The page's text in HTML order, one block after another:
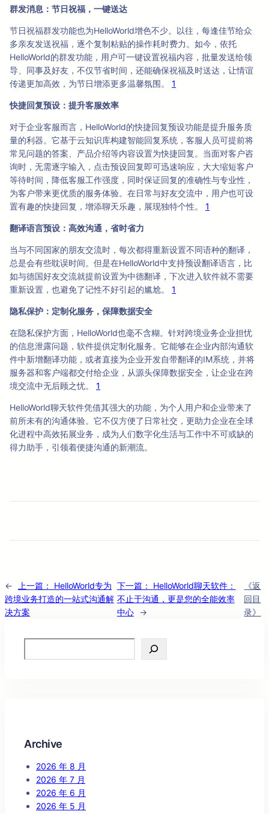
群发消息：节日祝福，一键送达
节日祝福群发功能也为HelloWorld增色不少。以往，每逢佳节给众
多亲友发送祝福，逐个复制粘贴的操作耗时费力。如今，依托
HelloWorld的群发功能，用户可一键设置祝福内容，批量发送给领
导、同事及好友，不仅节省时间，还能确保祝福及时送达，让情谊
传递更加高效，为节日增添更多温馨氛围。 1
快捷回复预设：提升客服效率
对于企业客服而言，HelloWorld的快捷回复预设功能是提升服务质
量的利器。它基于云知识库构建智能回复系统，客服人员可提前将
常见问题的答案、产品介绍等内容设置为快捷回复。当面对客户咨
询时，无需逐字输入，点击预设回复即可迅速响应，大大缩短客户
等待时间，降低客服工作强度，同时保证回复的准确性与专业性，
为客户带来更优质的服务体验。在日常与好友交流中，用户也可设
置有趣的快捷回复，增添聊天乐趣，展现独特个性。 1
翻译语言预设：高效沟通，省时省力
当与不同国家的朋友交流时，每次都得重新设置不同语种的翻译，
总是会有些耽误时间。但是在HelloWorld中支持预设翻译语言，比
如与德国好友交流就提前设置为中德翻译，下次进入软件就不需要
重新设置，也避免了记性不好引起的尴尬。 1
隐私保护：定制化服务，保障数据安全
在隐私保护方面，HelloWorld也毫不含糊。针对跨境业务企业担忧
的信息泄露问题，软件提供定制化服务。它能够在企业内部沟通软
件中新增翻译功能，或者直接为企业开发自带翻译的IM系统，并将
服务器和客户端都交付给企业，从源头保障数据安全，让企业在跨
境交流中无后顾之忧。 1
HelloWorld聊天软件凭借其强大的功能，为个人用户和企业带来了
前所未有的沟通体验。它不仅方便了日常社交，更助力企业在全球
化进程中高效拓展业务，成为人们数字化生活与工作中不可或缺的
得力助手，引领着便捷沟通的新潮流。
← 上一篇：
HelloWorld专为
跨境业务打造的一站式沟通解
决方案
下一篇：
HelloWorld聊天软件：
不止于沟通，更是您的全能效率
中心
→
《返
回目
录》
Archive
2026 年 8 月
2026 年 7 月
2026 年 6 月
2026 年 5 月